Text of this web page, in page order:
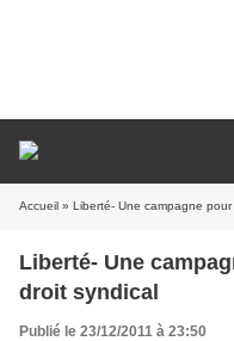
Accueil » Liberté- Une campagne
Liberté- Une
droit syndical
Publié le 23/12/2011 à 23:50